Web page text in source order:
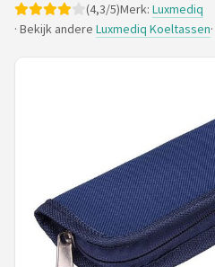
Tenten
Slaapzakken
Shop
POPULAIRE MERKEN
Intex
(4,3/5)Merk: Luxmediq
· Bekijk andere Luxmediq Koeltassen·